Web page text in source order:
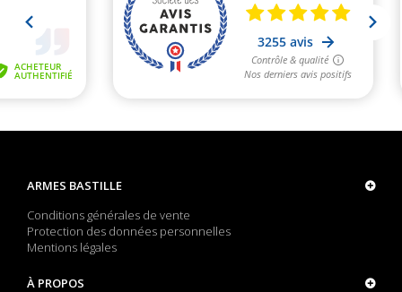
ARMES BASTILLE
Conditions générales de vente
Protection des données personnelles
Mentions légales
À PROPOS